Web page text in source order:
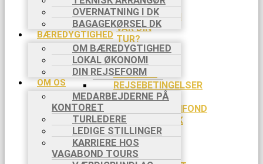
OVERNATNING I DK
BAGAGEKØRSEL DK
BÆREDYGTIGHED
OM BÆREDYGTIGHED
LOKAL ØKONOMI
DIN REJSEFORM
OM OS
MEDARBEJDERNE PÅ
KONTORET
TURLEDERE
LEDIGE STILLINGER
KARRIERE HOS
VAGABOND TOURS
TURLEDER
HVORDAN
VAR DIN
TUR?
APP
PRAKTISK INFO
BETALING
REJSEBETINGELSER
FORSIKRINGER
REJSEGARANTIFOND
COOKIEPOLITIK
SLETTE
COOKIES
RABAT